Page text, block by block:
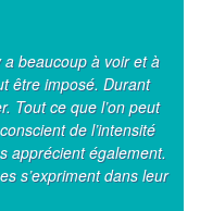
beaucoup à voir et à
être imposé. Durant
Tout ce que l’on peut
de l’intensité
apprécient également.
s’expriment dans leur